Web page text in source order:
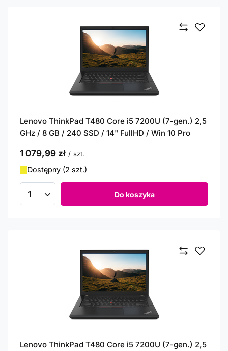
Lenovo ThinkPad T480 Core i5 7200U (7-gen.) 2,5
GHz / 8 GB / 240 SSD / 14" FullHD / Win 10 Pro
1 079,99 zł / szt.
Dostępny (2 szt.)
Ilość produktów Do koszyka
Lenovo ThinkPad T480 Core i5 7200U (7-gen.) 2,5